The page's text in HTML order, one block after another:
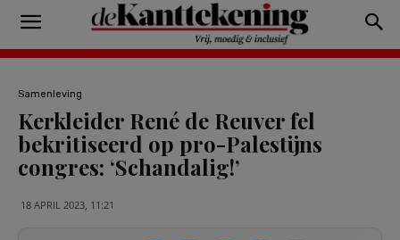
Samenleving
Kerkleider René de Reuver fel
bekritiseerd op pro-Palestijns
congres: ‘Schandalig!’
18 APRIL 2023, 11:21